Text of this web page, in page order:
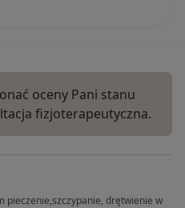
oceny Pani stanu
fizjoterapeutyczna.
pieczenie,szczypanie, drętwienie w